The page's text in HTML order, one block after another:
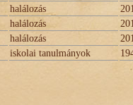
halálozás
halálozás
halálozás
iskolai tanulmányok